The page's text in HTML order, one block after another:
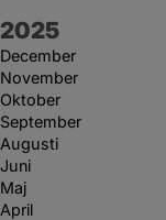
År:
2025
December
November
Oktober
September
Augusti
Juni
Maj
April